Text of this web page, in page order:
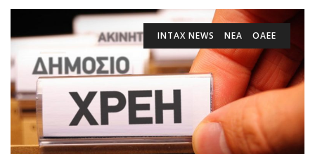
INTAX NEWS ΝΕΑ ΟΑΕΕ